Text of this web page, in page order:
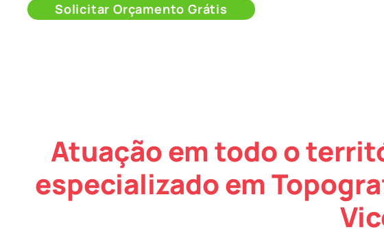
Solicitar Orçamento Grátis
Atuação em todo o
especializado em